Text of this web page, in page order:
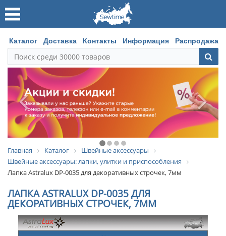
Каталог Доставка Контакты Информация Распродажа
Главная Каталог
Швейные аксессуары
Швейные аксессуары: лапки, улитки и приспособления
Лапка Astralux DP-0035 для декоративных строчек, 7мм
ЛАПКА ASTRALUX DP-0035 ДЛЯ
ДЕКОРАТИВНЫХ СТРОЧЕК, 7ММ